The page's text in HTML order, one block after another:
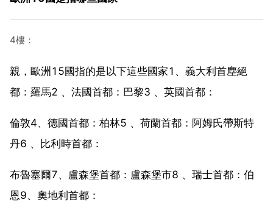
4樓：
親，歐洲15國指的是以下這些國家1、義大利首塵絕
都：羅馬2 、法國首都：巴黎3 、英國首都：
倫敦4、德國首都：柏林5 、荷蘭首都：阿姆氏帶斯特
丹6 、比利時首都：
布魯塞爾7、盧森堡首都：盧森堡市8 、瑞士首都：伯
恩9、奧地利首都：